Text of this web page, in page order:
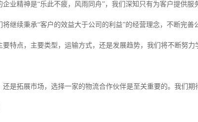
业精神是“乐此不疲，风雨同舟”，我们深知只有为客户提供服
继续秉承“客户的效益大于公司的利益”的经营理念，不断完
要特点，主要类型，运输方式，还是发展趋势，我们将不断努
是拓展市场，选择一家的物流合作伙伴是至关重要的。我们